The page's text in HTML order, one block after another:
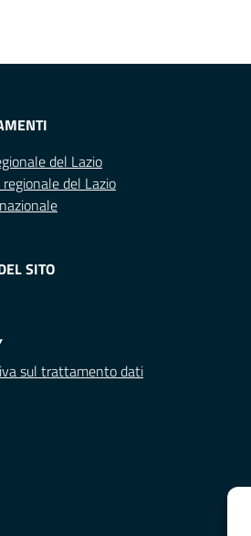
del Lazio
regionale del Lazio
SITO
sul trattamento dati